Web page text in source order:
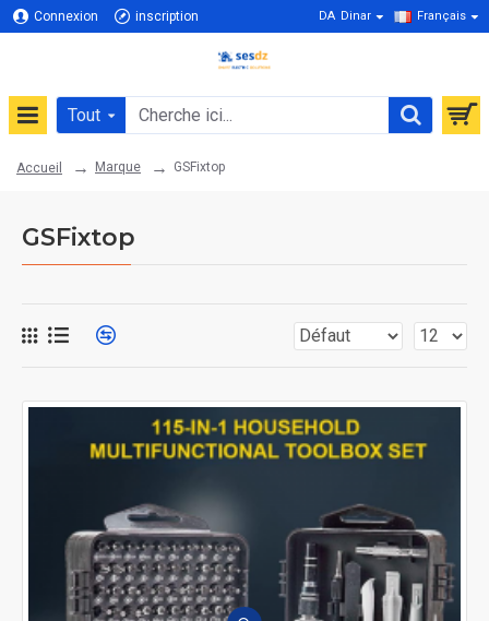
Connexion inscription DA Dinar Français
Tout
Accueil Marque GSFixtop
GSFixtop